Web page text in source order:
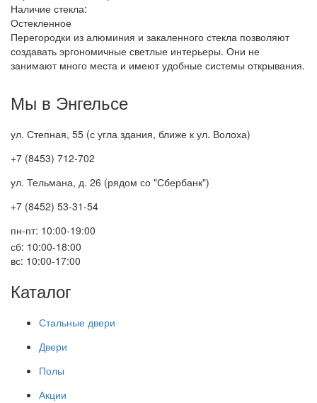
Наличие стекла:
Остекленное
Перегородки из алюминия и закаленного стекла позволяют
создавать эргономичные светлые интерьеры. Они не
занимают много места и имеют удобные системы открывания.
Мы в Энгельсе
ул. Степная, 55 (с угла здания, ближе к ул. Волоха)
+7 (8453) 712-702
ул. Тельмана, д. 26 (рядом со "Сбербанк")
+7 (8452) 53-31-54
пн-пт: 10:00-19:00
сб: 10:00-18:00
вс: 10:00-17:00
Каталог
Стальные двери
Двери
Полы
Акции